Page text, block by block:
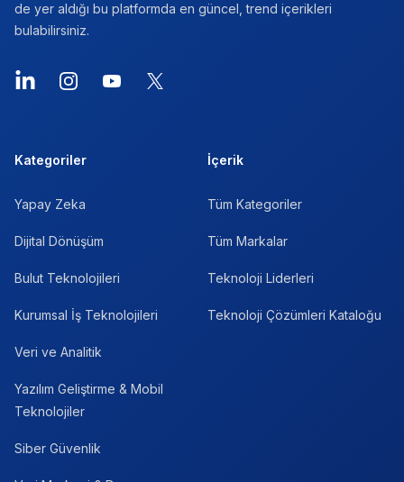
de yer aldığı bu platformda en güncel, trend içerikleri
bulabilirsiniz.
LinkedInInstagramYouTube
X
Kategoriler
Yapay Zeka
Dijital Dönüşüm
Bulut Teknolojileri
Kurumsal İş Teknolojileri
Veri ve Analitik
Yazılım Geliştirme & Mobil
Teknolojiler
Siber Güvenlik
İçerik
Tüm Kategoriler
Tüm Markalar
Teknoloji Liderleri
Teknoloji Çözümleri Kataloğu